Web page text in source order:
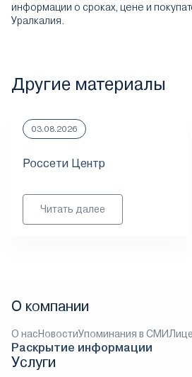
информации о сроках, цене и
Уралкалия.
Другие материалы
03.08.2026
Россети Центр
Читать далее
О компании
О насНовостиУпоминания в СМИ
Раскрытие информации
Услуги